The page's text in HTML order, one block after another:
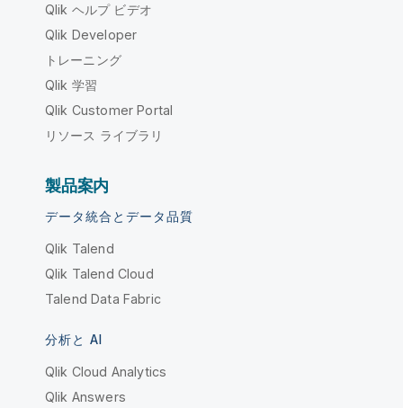
Qlik ヘルプ ビデオ
Qlik Developer
トレーニング
Qlik 学習
Qlik Customer Portal
リソース ライブラリ
製品案内
データ統合とデータ品質
Qlik Talend
Qlik Talend Cloud
Talend Data Fabric
分析と AI
Qlik Cloud Analytics
Qlik Answers